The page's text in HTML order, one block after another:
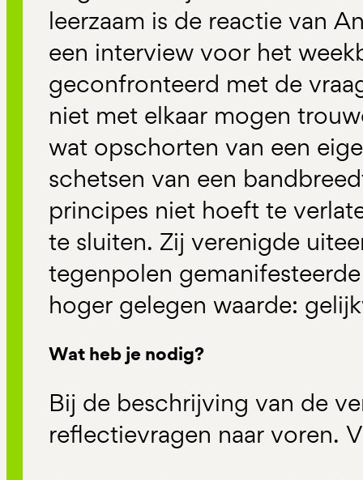
leerzaam is de reactie van
een interview voor het
geconfronteerd met de
niet met elkaar mogen
wat opschorten van een
schetsen van een
principes niet hoeft te
te sluiten. Zij verenigde
tegenpolen
hoger gelegen waarde:
Wat heb je nodig?
Bij de beschrijving van de
reflectievragen naar voren.